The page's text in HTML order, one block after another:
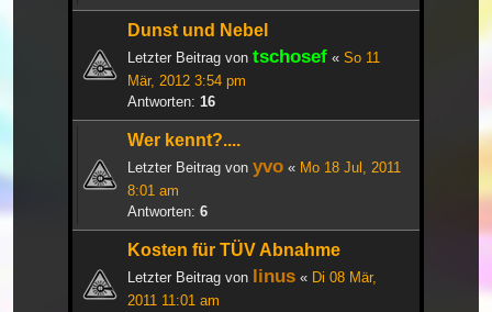
Dunst und Nebel
Letzter Beitrag von tschosef « So 11
Mär, 2012 3:54 pm
Antworten: 16
Wer kennt?....
Letzter Beitrag von yvo « Mo 18 Jul, 2011
8:01 am
Antworten: 6
Kosten für TÜV Abnahme
Letzter Beitrag von linus « Di 08 Mär,
2011 11:01 am